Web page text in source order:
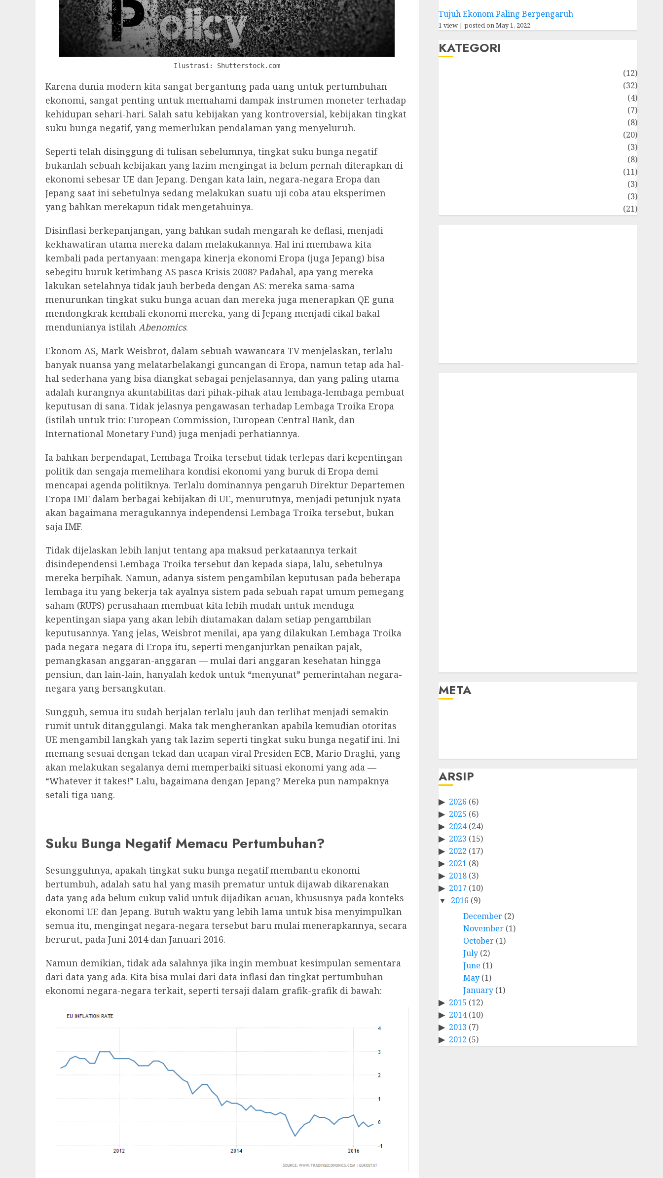
Ilustrasi: Shutterstock.com
Karena dunia modern kita sangat bergantung pada uang untuk pertumbuhan
ekonomi, sangat penting untuk memahami dampak instrumen moneter terhadap
kehidupan sehari-hari. Salah satu kebijakan yang kontroversial, kebijakan tingkat
suku bunga negatif, yang memerlukan pendalaman yang menyeluruh.
Seperti telah disinggung di tulisan sebelumnya, tingkat suku bunga negatif
bukanlah sebuah kebijakan yang lazim mengingat ia belum pernah diterapkan di
ekonomi sebesar UE dan Jepang. Dengan kata lain, negara-negara Eropa dan
Jepang saat ini sebetulnya sedang melakukan suatu uji coba atau eksperimen
yang bahkan merekapun tidak mengetahuinya.
Disinflasi berkepanjangan, yang bahkan sudah mengarah ke deflasi, menjadi
kekhawatiran utama mereka dalam melakukannya. Hal ini membawa kita
kembali pada pertanyaan: mengapa kinerja ekonomi Eropa (juga Jepang) bisa
sebegitu buruk ketimbang AS pasca Krisis 2008? Padahal, apa yang mereka
lakukan setelahnya tidak jauh berbeda dengan AS: mereka sama-sama
menurunkan tingkat suku bunga acuan dan mereka juga menerapkan QE guna
mendongkrak kembali ekonomi mereka, yang di Jepang menjadi cikal bakal
mendunianya istilah Abenomics.
Ekonom AS, Mark Weisbrot, dalam sebuah wawancara TV menjelaskan, terlalu
banyak nuansa yang melatarbelakangi guncangan di Eropa, namun tetap ada hal-
hal sederhana yang bisa diangkat sebagai penjelasannya, dan yang paling utama
adalah kurangnya akuntabilitas dari pihak-pihak atau lembaga-lembaga pembuat
keputusan di sana. Tidak jelasnya pengawasan terhadap Lembaga Troika Eropa
(istilah untuk trio: European Commission, European Central Bank, dan
International Monetary Fund) juga menjadi perhatiannya.
Ia bahkan berpendapat, Lembaga Troika tersebut tidak terlepas dari kepentingan
politik dan sengaja memelihara kondisi ekonomi yang buruk di Eropa demi
mencapai agenda politiknya. Terlalu dominannya pengaruh Direktur Departemen
Eropa IMF dalam berbagai kebijakan di UE, menurutnya, menjadi petunjuk nyata
akan bagaimana meragukannya independensi Lembaga Troika tersebut, bukan
saja IMF.
Tidak dijelaskan lebih lanjut tentang apa maksud perkataannya terkait
disindependensi Lembaga Troika tersebut dan kepada siapa, lalu, sebetulnya
mereka berpihak. Namun, adanya sistem pengambilan keputusan pada beberapa
lembaga itu yang bekerja tak ayalnya sistem pada sebuah rapat umum pemegang
saham (RUPS) perusahaan membuat kita lebih mudah untuk menduga
kepentingan siapa yang akan lebih diutamakan dalam setiap pengambilan
keputusannya. Yang jelas, Weisbrot menilai, apa yang dilakukan Lembaga Troika
pada negara-negara di Eropa itu, seperti menganjurkan penaikan pajak,
pemangkasan anggaran-anggaran — mulai dari anggaran kesehatan hingga
pensiun, dan lain-lain, hanyalah kedok untuk “menyunat” pemerintahan negara-
negara yang bersangkutan.
Sungguh, semua itu sudah berjalan terlalu jauh dan terlihat menjadi semakin
rumit untuk ditanggulangi. Maka tak mengherankan apabila kemudian otoritas
UE mengambil langkah yang tak lazim seperti tingkat suku bunga negatif ini. Ini
memang sesuai dengan tekad dan ucapan viral Presiden ECB, Mario Draghi, yang
akan melakukan segalanya demi memperbaiki situasi ekonomi yang ada —
“Whatever it takes!” Lalu, bagaimana dengan Jepang? Mereka pun nampaknya
setali tiga uang.
Suku Bunga Negatif Memacu Pertumbuhan?
Sesungguhnya, apakah tingkat suku bunga negatif membantu ekonomi
bertumbuh, adalah satu hal yang masih prematur untuk dijawab dikarenakan
data yang ada belum cukup valid untuk dijadikan acuan, khususnya pada konteks
ekonomi UE dan Jepang. Butuh waktu yang lebih lama untuk bisa menyimpulkan
semua itu, mengingat negara-negara tersebut baru mulai menerapkannya, secara
berurut, pada Juni 2014 dan Januari 2016.
Namun demikian, tidak ada salahnya jika ingin membuat kesimpulan sementara
dari data yang ada. Kita bisa mulai dari data inflasi dan tingkat pertumbuhan
ekonomi negara-negara terkait, seperti tersaji dalam grafik-grafik di bawah:
Tujuh Ekonom Paling Berpengaruh
1 view| posted on May 1, 2022
KATEGORI
(12)
(32)
(4)
(7)
(8)
(20)
(3)
(8)
(11)
(3)
(3)
(21)
META
ARSIP
2026 (6)
2025 (6)
2024(24)
2023 (15)
2022 (17)
2021 (8)
2018(3)
2017 (10)
2016 (9)
December(2)
November(1)
October(1)
July(2)
June (1)
May(1)
January(1)
2015 (12)
2014(10)
2013 (7)
2012 (5)